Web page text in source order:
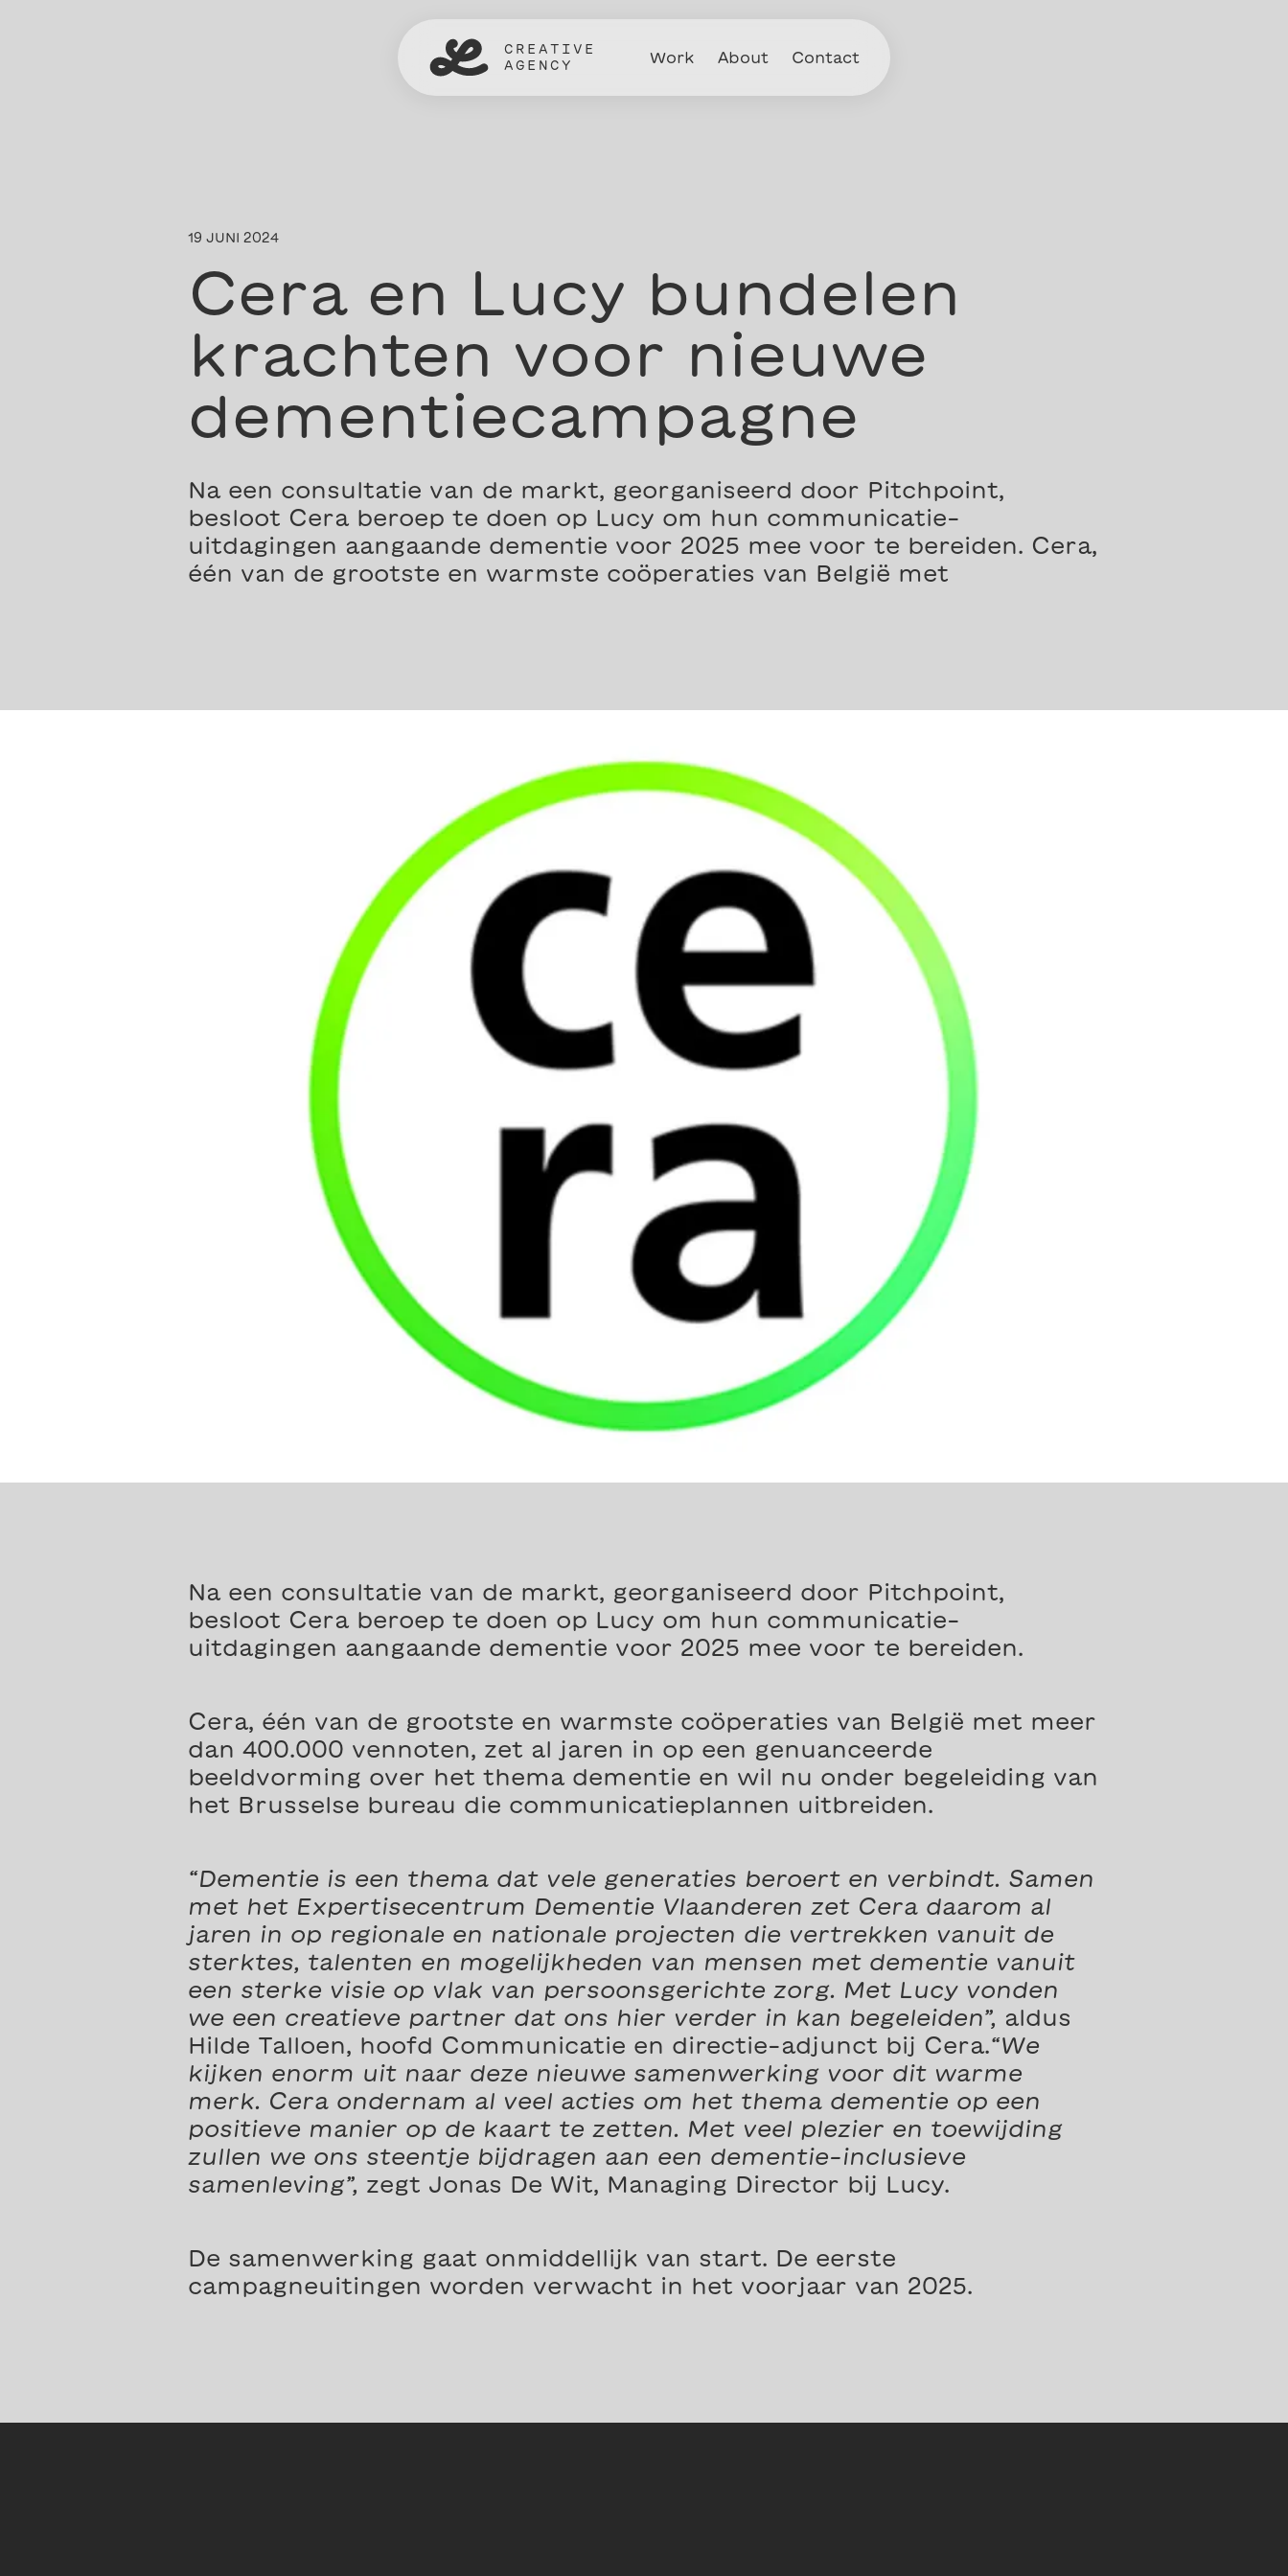
CREATIVE
AGENCY
Work About Contact
19 JUNI 2024
Cera en Lucy bundelen
krachten voor nieuwe
dementiecampagne
Na een consultatie van de markt, georganiseerd door Pitchpoint,
besloot Cera beroep te doen op Lucy om hun communicatie-
uitdagingen aangaande dementie voor 2025 mee voor te bereiden. Cera,
één van de grootste en warmste coöperaties van België met
Na een consultatie van de markt, georganiseerd door Pitchpoint,
besloot Cera beroep te doen op Lucy om hun communicatie-
uitdagingen aangaande dementie voor 2025 mee voor te bereiden.
Cera, één van de grootste en warmste coöperaties van België met meer
dan 400.000 vennoten, zet al jaren in op een genuanceerde
beeldvorming over het thema dementie en wil nu onder begeleiding van
het Brusselse bureau die communicatieplannen uitbreiden.
“Dementie is een thema dat vele generaties beroert en verbindt. Samen
met het Expertisecentrum Dementie Vlaanderen zet Cera daarom al
jaren in op regionale en nationale projecten die vertrekken vanuit de
sterktes, talenten en mogelijkheden van mensen met dementie vanuit
een sterke visie op vlak van persoonsgerichte zorg. Met Lucy vonden
we een creatieve partner dat ons hier verder in kan begeleiden”, aldus
Hilde Talloen, hoofd Communicatie en directie-adjunct bij Cera.“We
kijken enorm uit naar deze nieuwe samenwerking voor dit warme
merk. Cera ondernam al veel acties om het thema dementie op een
positieve manier op de kaart te zetten. Met veel plezier en toewijding
zullen we ons steentje bijdragen aan een dementie-inclusieve
samenleving”, zegt Jonas De Wit, Managing Director bij Lucy.
De samenwerking gaat onmiddellijk van start. De eerste
campagneuitingen worden verwacht in het voorjaar van 2025.